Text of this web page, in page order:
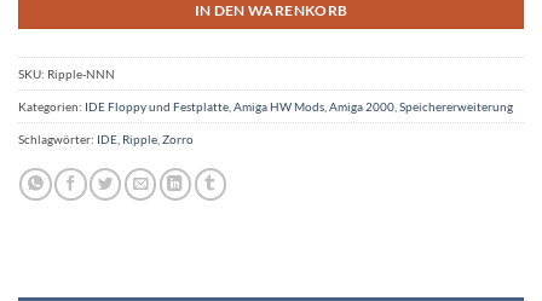
IN DEN WARENKORB
SKU: Ripple-NNN
Kategorien: IDE Floppy und Festplatte Amiga HW Mods Amiga 2000 Speichererweiterung
Schlagwörter: IDE Ripple Zorro